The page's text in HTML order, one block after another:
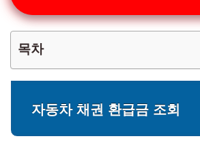
목차
자동차 채권 환급금 조회